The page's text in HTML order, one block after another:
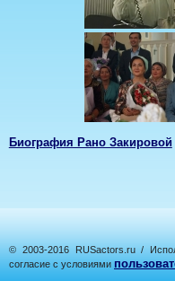
Биография Рано Закировой
© 2003-2016 RUSactors.ru /
согласие с условиями